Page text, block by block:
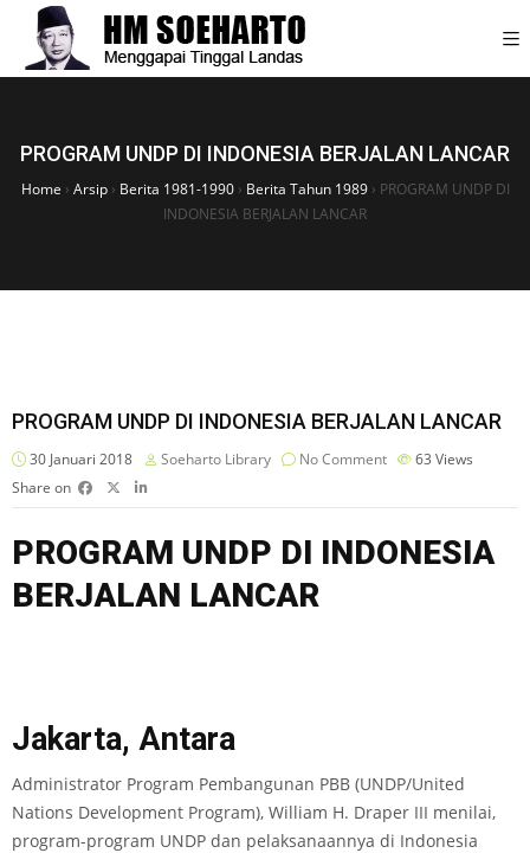
PROGRAM UNDP DI INDONESIA BERJALAN LANCAR
Home › Arsip› Berita 1981-1990› Berita Tahun 1989› PROGRAM UNDP DI
INDONESIA BERJALAN LANCAR
PROGRAM UNDP DI INDONESIA BERJALAN LANCAR
30 Januari 2018 Soeharto Library No Comment 63 Views
Share on
PROGRAM UNDP DI INDONESIA
BERJALAN LANCAR
Jakarta, Antara
Administrator Program Pembangunan PBB (UNDP/United
Nations Development Program), William H. Draper III menilai,
program-program UNDP dan pelaksanaannya di Indonesia